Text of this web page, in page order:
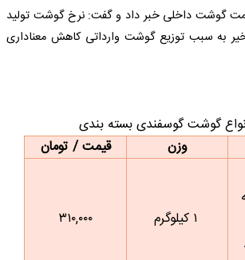
گوشت داخلی خبر داد و گفت: نرخ گوشت تولید
به سبب توزیع گوشت وارداتی کاهش معناداری
گوشت گوسفندی بسته بندی
وزن
قیمت / تومان
۱ کیلوگرم ۳۱۰,۰۰۰